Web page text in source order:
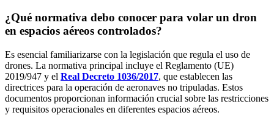
¿Qué normativa debo conocer para volar un dron
en espacios aéreos controlados?
Es esencial familiarizarse con la legislación que regula el uso de
drones. La normativa principal incluye el Reglamento (UE)
2019/947 y el Real Decreto 1036/2017, que establecen las
directrices para la operación de aeronaves no tripuladas. Estos
documentos proporcionan información crucial sobre las restricciones
y requisitos operacionales en diferentes espacios aéreos.